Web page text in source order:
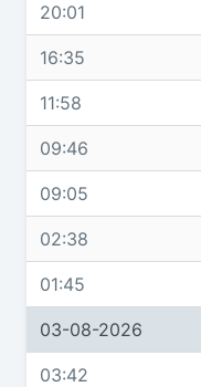
20:01
16:35
11:58
09:46
09:05
02:38
01:45
03-08-2026
03:42